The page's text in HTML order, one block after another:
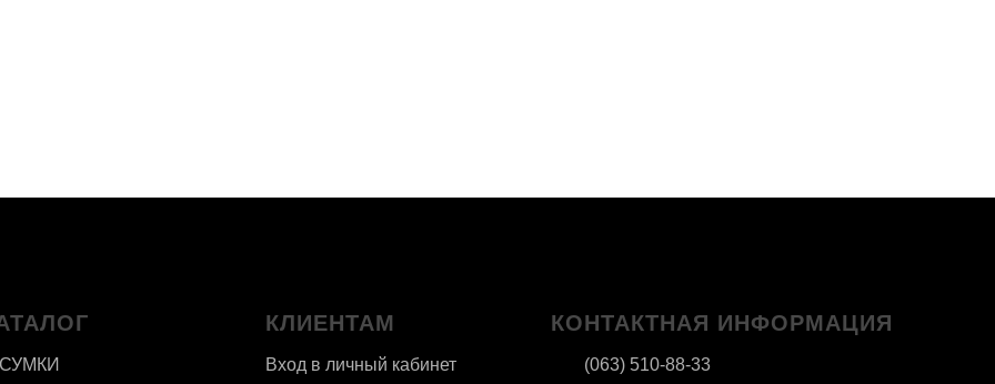
КЛИЕНТАМ
Вход в личный кабинет
КОНТАКТНАЯ ИНФОРМАЦИЯ
(063) 510-88-33